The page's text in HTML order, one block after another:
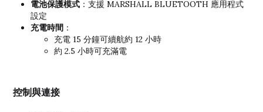
電池保護模式 ：支援 MARSHALL BLUETOOTH 應用程式
設定
充電時間 ：
充電 15 分鐘可續航約 12 小時
約 2.5 小時可充滿電
控制與連接